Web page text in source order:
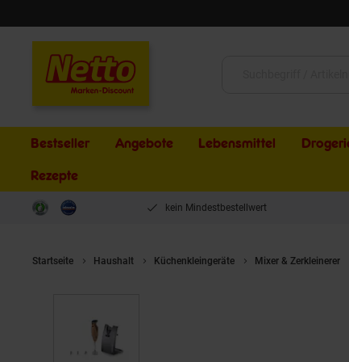
Bestseller Angebote Lebensmittel
Rezepte
kein Mindestbestellwert
Startseite Haushalt Küchenkleingeräte Mixer & Zerkleinerer